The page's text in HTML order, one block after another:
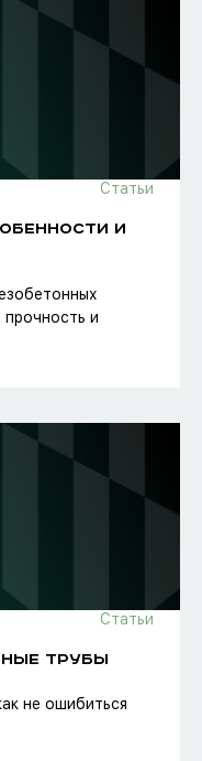
Статьи
И
прочность и
Статьи
ТРУБЫ
не ошибиться